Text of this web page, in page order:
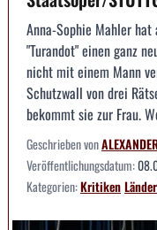
Anna-Sophie Mahler
"Turandot" einen ganz
nicht mit einem Mann
Schutzwall von drei
bekommt sie zur Frau.
Geschrieben von
Veröffentlichungsdatum:
Kategorien:KritikenLänder